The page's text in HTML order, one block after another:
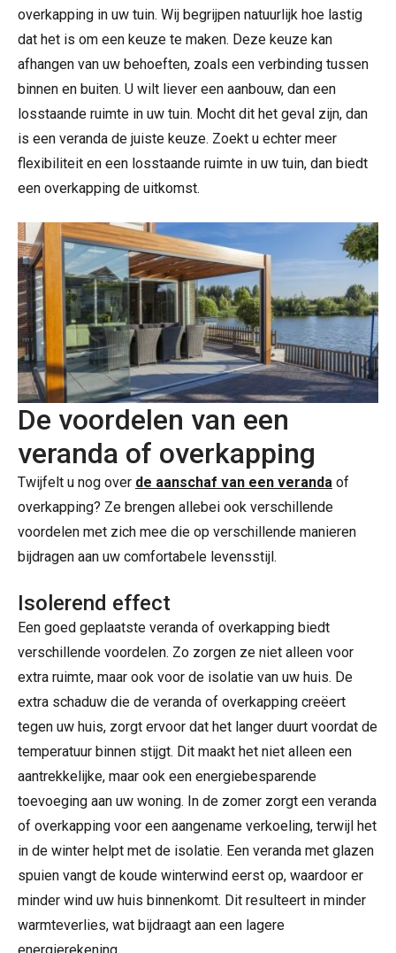
overkapping in uw tuin. Wij begrijpen natuurlijk hoe lastig
dat het is om een keuze te maken. Deze keuze kan
afhangen van uw behoeften, zoals een verbinding tussen
binnen en buiten. U wilt liever een aanbouw, dan een
losstaande ruimte in uw tuin. Mocht dit het geval zijn, dan
is een veranda de juiste keuze. Zoekt u echter meer
flexibiliteit en een losstaande ruimte in uw tuin, dan biedt
een overkapping de uitkomst.
De voordelen van een
veranda of overkapping
Twijfelt u nog over de aanschaf van een veranda of
overkapping? Ze brengen allebei ook verschillende
voordelen met zich mee die op verschillende manieren
bijdragen aan uw comfortabele levensstijl.
Isolerend effect
Een goed geplaatste veranda of overkapping biedt
verschillende voordelen. Zo zorgen ze niet alleen voor
extra ruimte, maar ook voor de isolatie van uw huis. De
extra schaduw die de veranda of overkapping creëert
tegen uw huis, zorgt ervoor dat het langer duurt voordat de
temperatuur binnen stijgt. Dit maakt het niet alleen een
aantrekkelijke, maar ook een energiebesparende
toevoeging aan uw woning. In de zomer zorgt een veranda
of overkapping voor een aangename verkoeling, terwijl het
in de winter helpt met de isolatie. Een veranda met glazen
spuien vangt de koude winterwind eerst op, waardoor er
minder wind uw huis binnenkomt. Dit resulteert in minder
warmteverlies, wat bijdraagt aan een lagere